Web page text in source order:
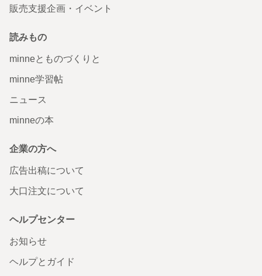
販売支援企画・イベント
読みもの
minneとものづくりと
minne学習帖
ニュース
minneの本
企業の方へ
広告出稿について
大口注文について
ヘルプセンター
お知らせ
ヘルプとガイド